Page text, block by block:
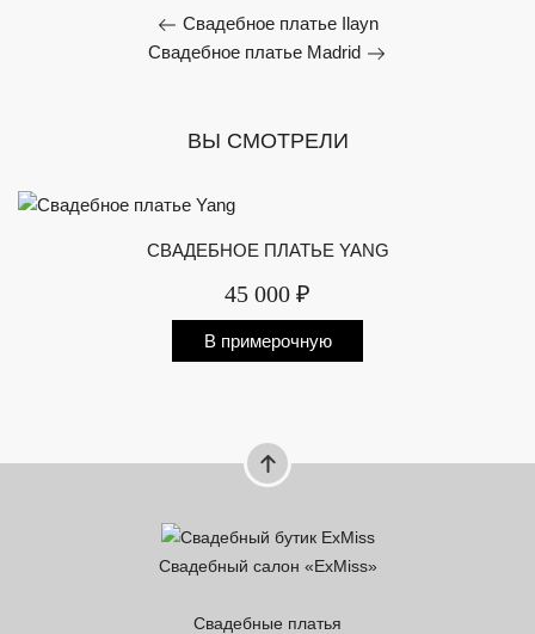
Свадебное платье Ilayn
Свадебное платье Madrid
ВЫ СМОТРЕЛИ
СВАДЕБНОЕ ПЛАТЬЕ YANG
45 000 ₽
В примерочную
Свадебный салон «ExMiss»
Свадебные платья